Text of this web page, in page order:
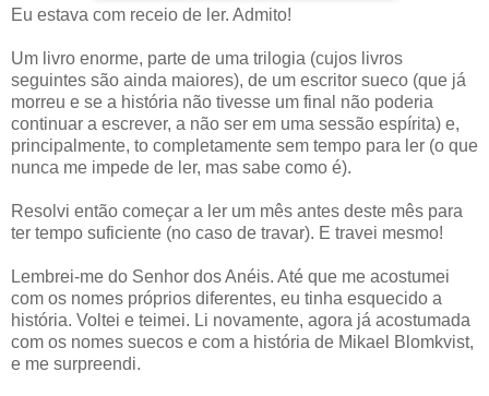
Eu estava com receio de ler. Admito!
Um livro enorme, parte de uma trilogia (cujos livros
seguintes são ainda maiores), de um escritor sueco (que já
morreu e se a história não tivesse um final não poderia
continuar a escrever, a não ser em uma sessão espírita) e,
principalmente, to completamente sem tempo para ler (o que
nunca me impede de ler, mas sabe como é).
Resolvi então começar a ler um mês antes deste mês para
ter tempo suficiente (no caso de travar). E travei mesmo!
Lembrei-me do Senhor dos Anéis. Até que me acostumei
com os nomes próprios diferentes, eu tinha esquecido a
história. Voltei e teimei. Li novamente, agora já acostumada
com os nomes suecos e com a história de Mikael Blomkvist,
e me surpreendi.